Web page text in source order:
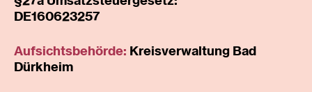
DE160623257
Aufsichtsbehörde: Kreisverwaltung Bad
Dürkheim